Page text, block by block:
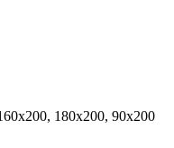
180x200, 90x200